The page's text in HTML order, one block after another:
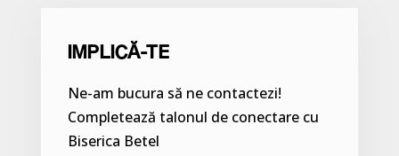
IMPLICĂ-TE
Ne-am bucura să ne contactezi!
Completează talonul de conectare cu
Biserica Betel